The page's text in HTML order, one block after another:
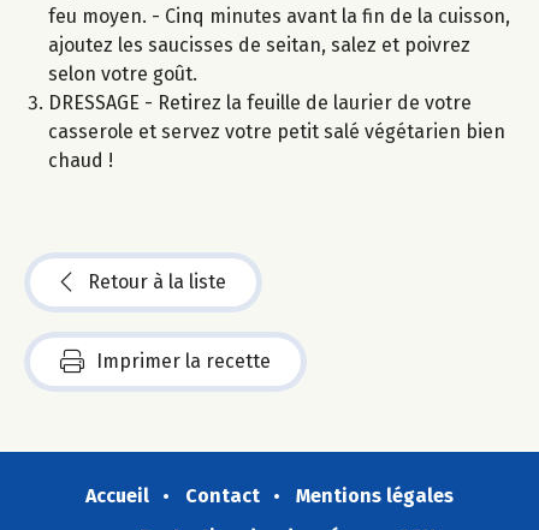
feu moyen. - Cinq minutes avant la fin de la cuisson,
ajoutez les saucisses de seitan, salez et poivrez
selon votre goût.
DRESSAGE - Retirez la feuille de laurier de votre
casserole et servez votre petit salé végétarien bien
chaud !
Retour à la liste
Imprimer la recette
Accueil Contact
Mentions légales